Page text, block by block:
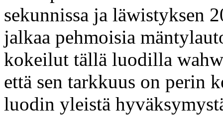
sekunnissa ja läwistyksen
jalkaa pehmoisia
kokeilut tällä luodilla
että sen tarkkuus on perin
luodin yleistä